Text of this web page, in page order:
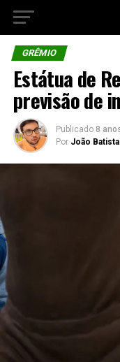
GRÊMIO
Estátua de
previsão de
Publicado 8
Por João